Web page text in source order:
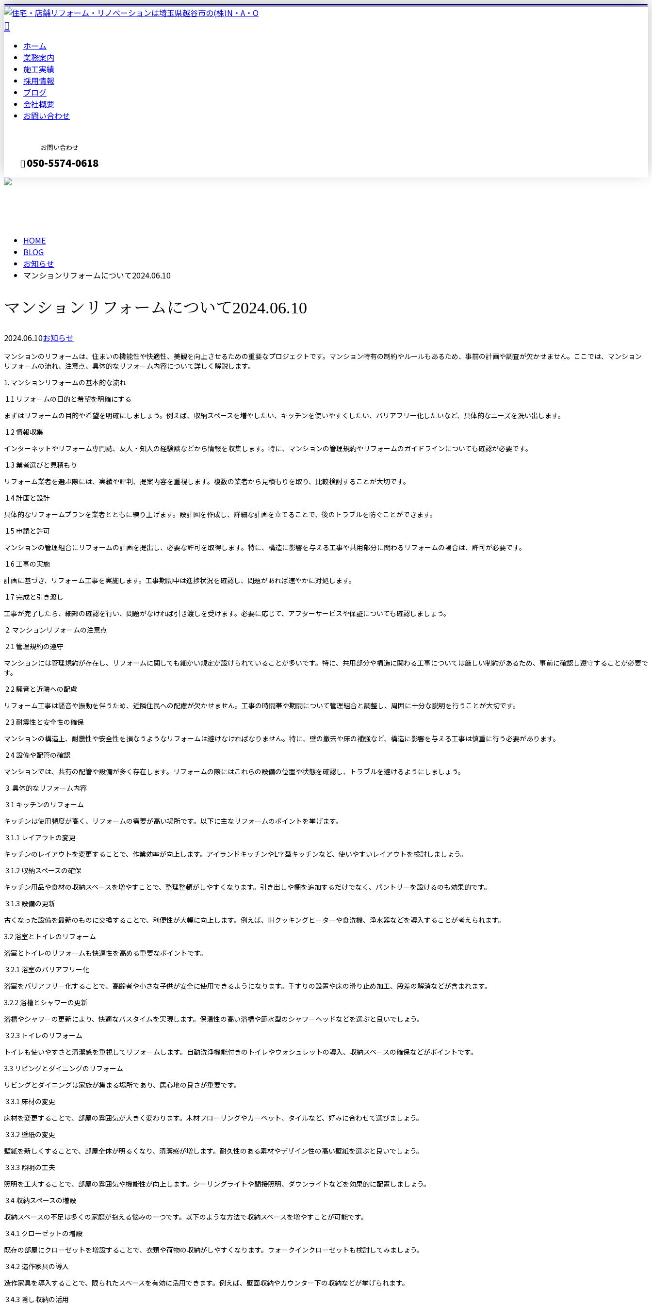
ホーム
業務案内
施工実績
採用情報
ブログ
会社概要
お問い合わせ
お問い合わせ
050-5574-0618
HOME
BLOG
お知らせ
マンションリフォームについて2024.06.10
マンションリフォームについて2024.06.10
2024.06.10お知らせ
マンションのリフォームは、住まいの機能性や快適性、美観を向上させるための重要なプロジェクトです。マンション特有の制約やルールもあるため、事前の計画や調査が欠かせません。ここでは、マンション
リフォームの流れ、注意点、具体的なリフォーム内容について詳しく解説します。
1. マンションリフォームの基本的な流れ
1.1 リフォームの目的と希望を明確にする
まずはリフォームの目的や希望を明確にしましょう。例えば、収納スペースを増やしたい、キッチンを使いやすくしたい、バリアフリー化したいなど、具体的なニーズを洗い出します。
1.2 情報収集
インターネットやリフォーム専門誌、友人・知人の経験談などから情報を収集します。特に、マンションの管理規約やリフォームのガイドラインについても確認が必要です。
1.3 業者選びと見積もり
リフォーム業者を選ぶ際には、実績や評判、提案内容を重視します。複数の業者から見積もりを取り、比較検討することが大切です。
1.4 計画と設計
具体的なリフォームプランを業者とともに練り上げます。設計図を作成し、詳細な計画を立てることで、後のトラブルを防ぐことができます。
1.5 申請と許可
マンションの管理組合にリフォームの計画を提出し、必要な許可を取得します。特に、構造に影響を与える工事や共用部分に関わるリフォームの場合は、許可が必要です。
1.6 工事の実施
計画に基づき、リフォーム工事を実施します。工事期間中は進捗状況を確認し、問題があれば速やかに対処します。
1.7 完成と引き渡し
工事が完了したら、細部の確認を行い、問題がなければ引き渡しを受けます。必要に応じて、アフターサービスや保証についても確認しましょう。
2. マンションリフォームの注意点
2.1 管理規約の遵守
マンションには管理規約が存在し、リフォームに関しても細かい規定が設けられていることが多いです。特に、共用部分や構造に関わる工事については厳しい制約があるため、事前に確認し遵守することが必要で
す。
2.2 騒音と近隣への配慮
リフォーム工事は騒音や振動を伴うため、近隣住民への配慮が欠かせません。工事の時間帯や期間について管理組合と調整し、周囲に十分な説明を行うことが大切です。
2.3 耐震性と安全性の確保
マンションの構造上、耐震性や安全性を損なうようなリフォームは避けなければなりません。特に、壁の撤去や床の補強など、構造に影響を与える工事は慎重に行う必要があります。
2.4 設備や配管の確認
マンションでは、共有の配管や設備が多く存在します。リフォームの際にはこれらの設備の位置や状態を確認し、トラブルを避けるようにしましょう。
3. 具体的なリフォーム内容
3.1 キッチンのリフォーム
キッチンは使用頻度が高く、リフォームの需要が高い場所です。以下に主なリフォームのポイントを挙げます。
3.1.1 レイアウトの変更
キッチンのレイアウトを変更することで、作業効率が向上します。アイランドキッチンやL字型キッチンなど、使いやすいレイアウトを検討しましょう。
3.1.2 収納スペースの確保
キッチン用品や食材の収納スペースを増やすことで、整理整頓がしやすくなります。引き出しや棚を追加するだけでなく、パントリーを設けるのも効果的です。
3.1.3 設備の更新
古くなった設備を最新のものに交換することで、利便性が大幅に向上します。例えば、IHクッキングヒーターや食洗機、浄水器などを導入することが考えられます。
3.2 浴室とトイレのリフォーム
浴室とトイレのリフォームも快適性を高める重要なポイントです。
3.2.1 浴室のバリアフリー化
浴室をバリアフリー化することで、高齢者や小さな子供が安全に使用できるようになります。手すりの設置や床の滑り止め加工、段差の解消などが含まれます。
3.2.2 浴槽とシャワーの更新
浴槽やシャワーの更新により、快適なバスタイムを実現します。保温性の高い浴槽や節水型のシャワーヘッドなどを選ぶと良いでしょう。
3.2.3 トイレのリフォーム
トイレも使いやすさと清潔感を重視してリフォームします。自動洗浄機能付きのトイレやウォシュレットの導入、収納スペースの確保などがポイントです。
3.3 リビングとダイニングのリフォーム
リビングとダイニングは家族が集まる場所であり、居心地の良さが重要です。
3.3.1 床材の変更
床材を変更することで、部屋の雰囲気が大きく変わります。木材フローリングやカーペット、タイルなど、好みに合わせて選びましょう。
3.3.2 壁紙の変更
壁紙を新しくすることで、部屋全体が明るくなり、清潔感が増します。耐久性のある素材やデザイン性の高い壁紙を選ぶと良いでしょう。
3.3.3 照明の工夫
照明を工夫することで、部屋の雰囲気や機能性が向上します。シーリングライトや間接照明、ダウンライトなどを効果的に配置しましょう。
3.4 収納スペースの増設
収納スペースの不足は多くの家庭が抱える悩みの一つです。以下のような方法で収納スペースを増やすことが可能です。
3.4.1 クローゼットの増設
既存の部屋にクローゼットを増設することで、衣類や荷物の収納がしやすくなります。ウォークインクローゼットも検討してみましょう。
3.4.2 造作家具の導入
造作家具を導入することで、限られたスペースを有効に活用できます。例えば、壁面収納やカウンター下の収納などが挙げられます。
3.4.3 隠し収納の活用